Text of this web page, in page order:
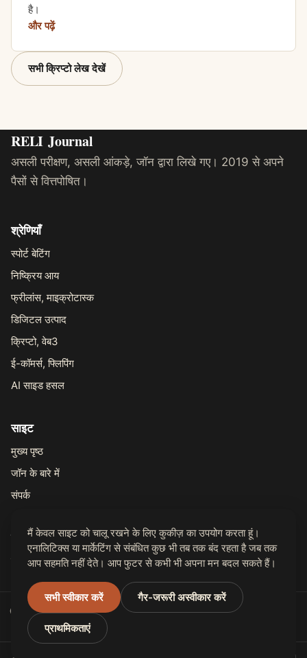
है।
और पढ़ें
सभी क्रिप्टो लेख देखें
RELI Journal
असली परीक्षण, असली आंकड़े, जॉन द्वारा लिखे गए। 2019 से अपने
पैसों से वित्तपोषित।
श्रेणियाँ
स्पोर्ट बेटिंग
निष्क्रिय आय
फ्रीलांस, माइक्रोटास्क
डिजिटल उत्पाद
क्रिप्टो, वेब3
ई-कॉमर्स, फ्लिपिंग
AI साइड हसल
साइट
मुख्य पृष्ठ
जॉन के बारे में
संपर्क
कानूनी
गोपनीयता
🌐 31 भाषाओं में उपलब्ध
मैं केवल साइट को चालू रखने के लिए कुकीज़ का उपयोग करता हूं।
एनालिटिक्स या मार्केटिंग से संबंधित कुछ भी तब तक बंद रहता है जब तक
आप सहमति नहीं देते। आप फुटर से कभी भी अपना मन बदल सकते हैं।
सभी स्वीकार करें गैर-जरूरी अस्वीकार करें
प्राथमिकताएं